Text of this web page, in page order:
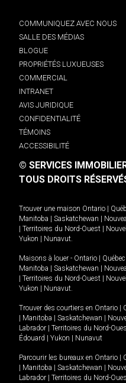
COMMUNIQUEZ AVEC NOUS
SALLE DES MÉDIAS
BLOGUE
PROPRIÉTÉS LUXUEUSES
COMMERCIAL
INTRANET
AVIS JURIDIQUE
CONFIDENTIALITÉ
TÉMOINS
ACCESSIBILITÉ
© SERVICES
TOUS DROITS
Trouver une maison Ontario
Manitoba
Saskatchewan
Territoires du Nord-Ouest
Yukon
Nunavut.
Maisons à louer - Ontario Québec
Manitoba
Saskatchewan
Territoires du Nord-Ouest
Yukon
Nunavut.
Trouver des courtiers en Ontario
Manitoba Saskatchewan
Labrador
Territoires du Nord-
Édouard
Yukon Nunavut
Parcourir les bureaux en Ontario
Manitoba Saskatchewan
Labrador
Territoires du Nord-